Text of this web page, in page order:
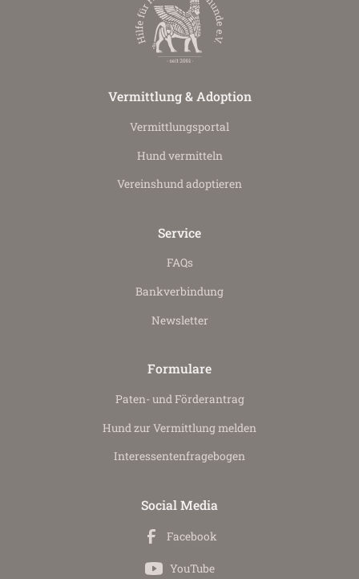
Vermittlung & Adoption
Vermittlungs­portal
Hund vermitteln
Vereinshund adoptieren
Service
FAQs
Bankverbindung
Newsletter
Formulare
Paten- und Förderantrag
Hund zur Vermittlung melden
Interessenten­fragebogen
Social Media
Facebook
YouTube